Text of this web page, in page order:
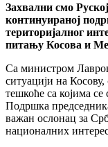
Захвални смо
континуираној
територијалног
питању Косова и
Са министром
ситуацији на
тешкоће са којима
Подршка
важан ослонац за
националних